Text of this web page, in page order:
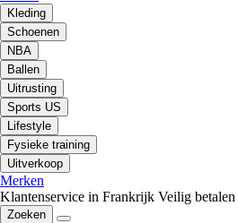
Kleding
Schoenen
NBA
Ballen
Uitrusting
Sports US
Lifestyle
Fysieke training
Uitverkoop
Merken
Klantenservice in Frankrijk Veilig betalen
Zoeken